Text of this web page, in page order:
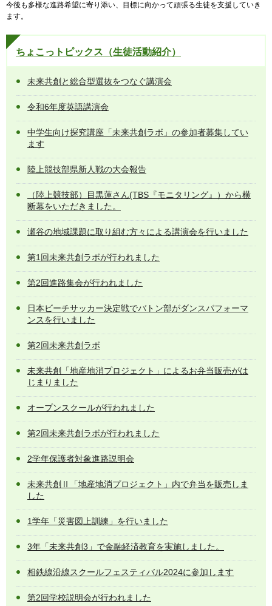
今後も多様な進路希望に寄り添い、目標に向かって頑張る生徒を支援していき
ます。
ちょこっトピックス（生徒活動紹介）
未来共創と総合型選抜をつなぐ講演会
令和6年度英語講演会
中学生向け探究講座「未来共創ラボ」の参加者募集してい
ます
陸上競技部県新人戦の大会報告
（陸上競技部）目黒蓮さん(TBS『モニタリング』）から横
断幕をいただきました。
瀬谷の地域課題に取り組む方々による講演会を行いました
第1回未来共創ラボが行われました
第2回進路集会が行われました
日本ビーチサッカー決定戦でバトン部がダンスパフォーマ
ンスを行いました
第2回未来共創ラボ
未来共創「地産地消プロジェクト」によるお弁当販売がは
じまりました
オープンスクールが行われました
第2回未来共創ラボが行われました
2学年保護者対象進路説明会
未来共創Ⅱ「地産地消プロジェクト」内で弁当を販売しま
した
1学年「災害図上訓練」を行いました
3年「未来共創3」で金融経済教育を実施しました。
相鉄線沿線スクールフェスティバル2024に参加します
第2回学校説明会が行われました